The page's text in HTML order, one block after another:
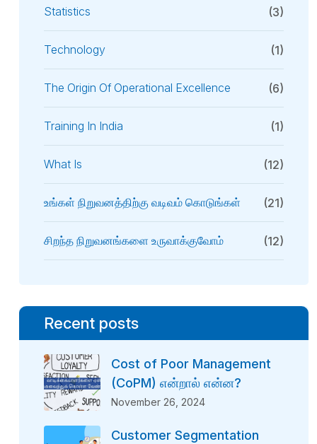
Statistics (3)
Technology (1)
The Origin Of Operational Excellence (6)
Training In India (1)
What Is (12)
உங்கள் நிறுவனத்திற்கு வடிவம் கொடுங்கள் (21)
சிறந்த நிறுவனங்களை உருவாக்குவோம் (12)
Recent posts
Cost of Poor Management
(CoPM) என்றால் என்ன?
November 26, 2024
Customer Segmentation